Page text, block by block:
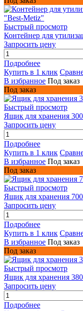
Быстрый просмотр
Контейнер для
Запросить цену
Подробнее
Купить в 1 клик
В избранное Под заказ
Под заказ
Быстрый просмотр
Ящик для хранения
Запросить цену
Подробнее
Купить в 1 клик
В избранное Под заказ
Под заказ
Быстрый просмотр
Ящик для хранения
Запросить цену
Подробнее
Купить в 1 клик
В избранное Под заказ
Под заказ
Быстрый просмотр
Ящик для хранения
Запросить цену
Подробнее